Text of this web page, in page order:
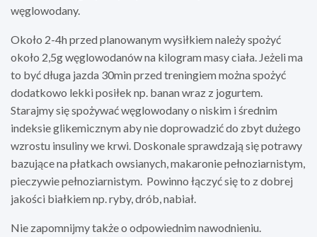
węglowodany.
Około 2-4h przed planowanym wysiłkiem należy spożyć
około 2,5g węglowodanów na kilogram masy ciała. Jeżeli ma
to być długa jazda 30min przed treningiem można spożyć
dodatkowo lekki posiłek np. banan wraz z jogurtem.
Starajmy się spożywać węglowodany o niskim i średnim
indeksie glikemicznym aby nie doprowadzić do zbyt dużego
wzrostu insuliny we krwi. Doskonale sprawdzają się potrawy
bazujące na płatkach owsianych, makaronie pełnoziarnistym,
pieczywie pełnoziarnistym. Powinno łączyć się to z dobrej
jakości białkiem np. ryby, drób, nabiał.
Nie zapomnijmy także o odpowiednim nawodnieniu.